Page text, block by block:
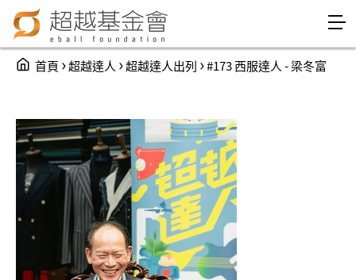
Jump to Navigation
Jump to Main content
You are here
首頁 ›超越達人 ›超越達人出列 ›#173 西服達人 - 梁冬富